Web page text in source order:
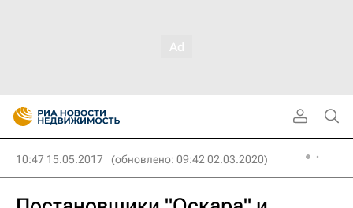
10:47 15.05.2017 (обновлено: 09:42 02.03.2020)